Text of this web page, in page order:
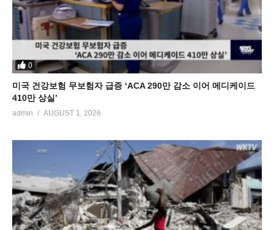
0
미국 건강보험 무보험자 급증 ‘ACA 290만 감소 이어 메디케이드
410만 상실’
admin AUGUST 1, 2026